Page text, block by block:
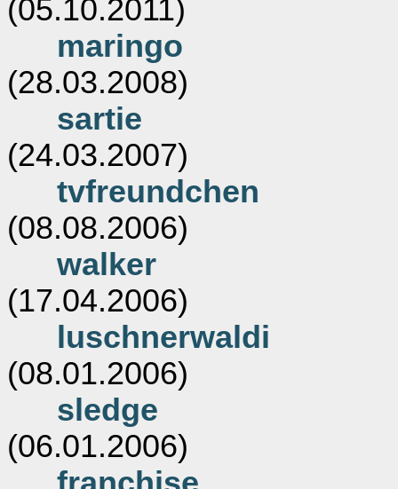
(05.10.2011)
maringo
(28.03.2008)
sartie
(24.03.2007)
tvfreundchen
(08.08.2006)
walker
(17.04.2006)
luschnerwaldi
(08.01.2006)
sledge
(06.01.2006)